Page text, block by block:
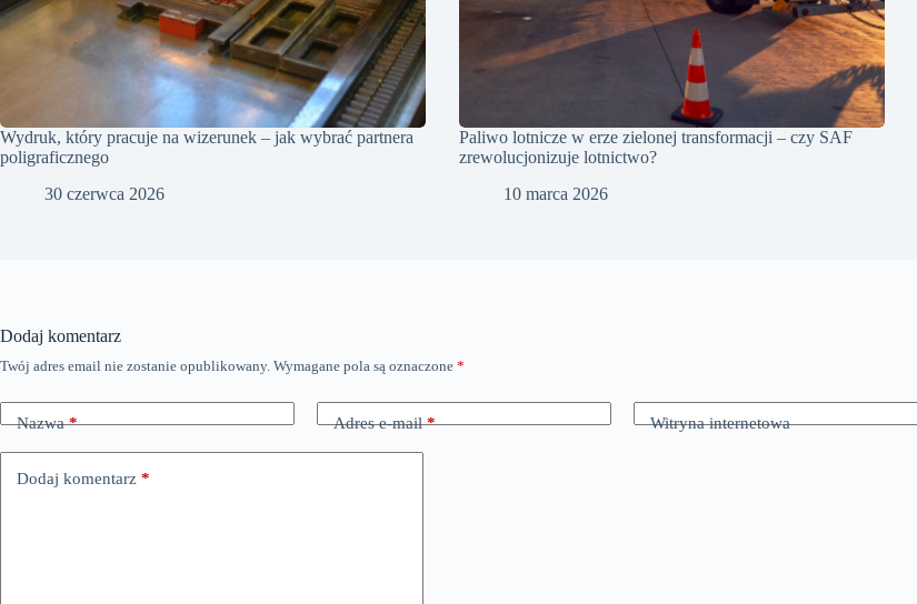
Wydruk, który pracuje na wizerunek – jak wybrać partnera
poligraficznego
30 czerwca 2026
Paliwo lotnicze w erze zielonej transformacji – czy SAF
zrewolucjonizuje lotnictwo?
10 marca 2026
Dodaj komentarz
Twój adres email nie zostanie opublikowany. Wymagane pola są oznaczone *
Nazwa* Adres e-mail* Witryna internetowa
Dodaj komentarz *